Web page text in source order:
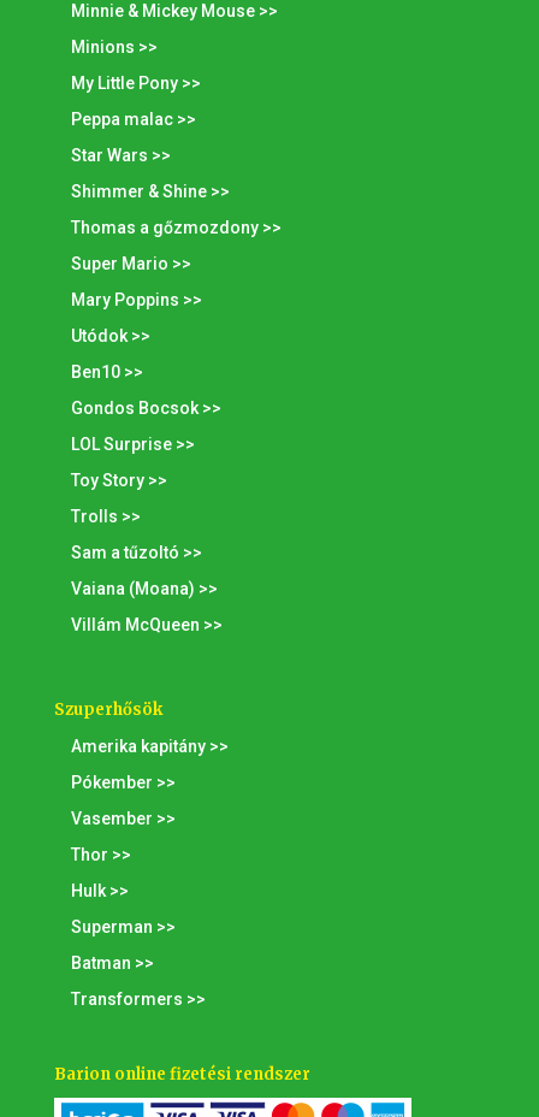
Minnie & Mickey Mouse >>
Minions >>
My Little Pony >>
Peppa malac >>
Star Wars >>
Shimmer & Shine >>
Thomas a gőzmozdony >>
Super Mario >>
Mary Poppins >>
Utódok >>
Ben10 >>
Gondos Bocsok >>
LOL Surprise >>
Toy Story >>
Trolls >>
Sam a tűzoltó >>
Vaiana (Moana) >>
Villám McQueen >>
Szuperhősök
Amerika kapitány >>
Pókember >>
Vasember >>
Thor >>
Hulk >>
Superman >>
Batman >>
Transformers >>
Barion online fizetési rendszer